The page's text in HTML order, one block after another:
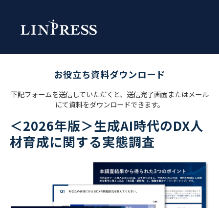
お役立ち資料ダウンロード
下記フォームを送信していただくと、送信完了画面またはメール
にて資料をダウンロードできます。
＜2026年版＞生成AI時代のDX人
材育成に関する実態調査